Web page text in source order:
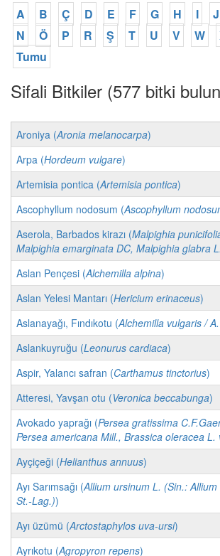
A B Ç D E F G H I J
N
Ö P R Ş T U V W
Tumu
Sifali Bitkiler (577 bitki
Aroniya (Aronia melanocarpa)
Arpa (Hordeum vulgare)
Artemisia pontica (Artemisia pontica)
Ascophyllum nodosum (Ascophyllum
Aserola, Barbados kirazı (Malpighia
Malpighia emarginata DC, Malpighia glabra
Aslan Pençesi (Alchemilla alpina)
Aslan Yelesi Mantarı (Hericium erinaceus)
Aslanayağı, Fındıkotu (Alchemilla vulgaris /
Aslankuyruğu (Leonurus cardiaca)
Aspir, Yalancı safran (Carthamus tinctorius)
Atteresi, Yavşan otu (Veronica beccabunga)
Avokado yaprağı (Persea gratissima
Persea americana Mill., Brassica oleracea L.
Ayçiçeği (Helianthus annuus)
Ayı Sarımsağı (Allium ursinum L. (Sin.:
St.-Lag.))
Ayı üzümü (Arctostaphylos uva-ursi)
Ayrıkotu (Agropyron repens)